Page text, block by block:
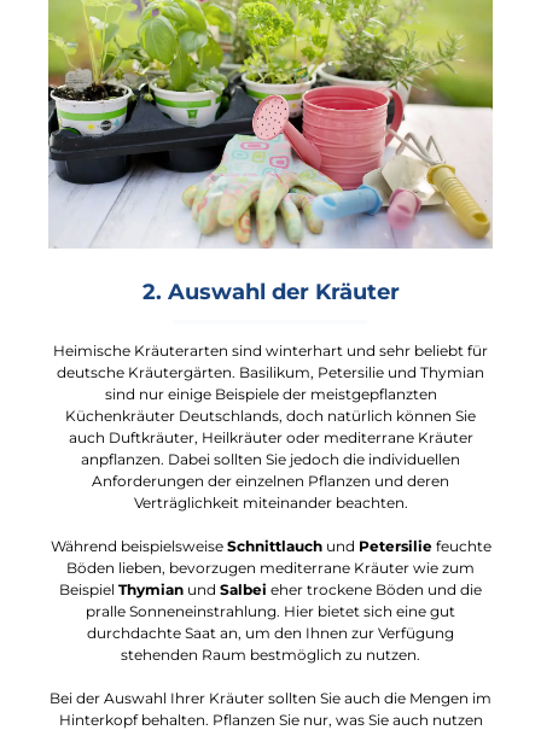
2. Auswahl der Kräuter
Heimische Kräuterarten sind winterhart und sehr beliebt für
deutsche Kräutergärten. Basilikum, Petersilie und Thymian
sind nur einige Beispiele der meistgepflanzten
Küchenkräuter Deutschlands, doch natürlich können Sie
auch Duftkräuter, Heilkräuter oder mediterrane Kräuter
anpflanzen. Dabei sollten Sie jedoch die individuellen
Anforderungen der einzelnen Pflanzen und deren
Verträglichkeit miteinander beachten.
Während beispielsweise Schnittlauchund Petersiliefeuchte
Böden lieben, bevorzugen mediterrane Kräuter wie zum
Beispiel Thymian und Salbei eher trockene Böden und die
pralle Sonneneinstrahlung. Hier bietet sich eine gut
durchdachte Saat an, um den Ihnen zur Verfügung
stehenden Raum bestmöglich zu nutzen.
Bei der Auswahl Ihrer Kräuter sollten Sie auch die Mengen im
Hinterkopf behalten. Pflanzen Sie nur, was Sie auch nutzen